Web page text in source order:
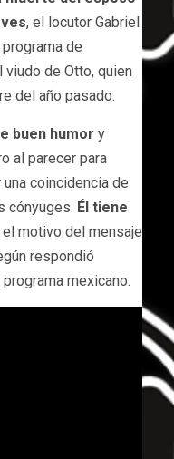
, el locutor Gabriel
de
de Otto, quien
del año pasado.
buen humor y
al parecer para
coincidencia de
cónyuges. Él tiene
motivo del mensaje
respondió
mexicano.